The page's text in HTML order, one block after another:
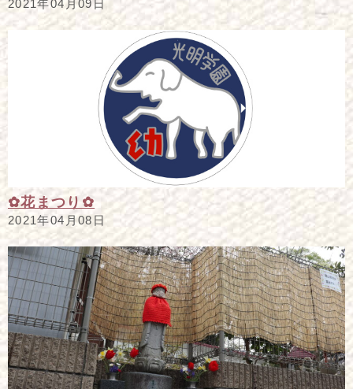
2021年04月09日
✿花まつり✿
2021年04月08日